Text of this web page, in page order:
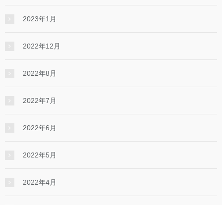
2023年1月
2022年12月
2022年8月
2022年7月
2022年6月
2022年5月
2022年4月